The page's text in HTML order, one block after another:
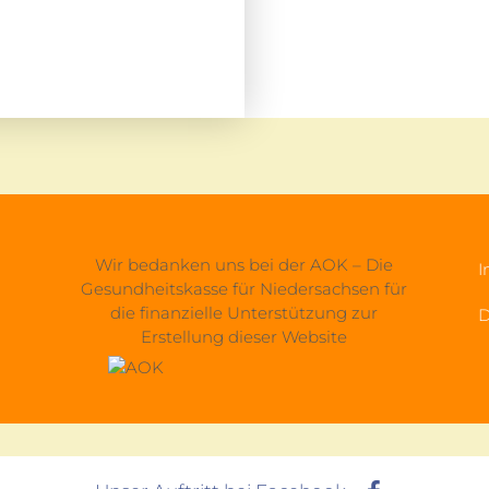
Wir bedanken uns bei der AOK – Die
Gesundheitskasse für Niedersachsen für
die finanzielle Unterstützung zur
Erstellung dieser Website